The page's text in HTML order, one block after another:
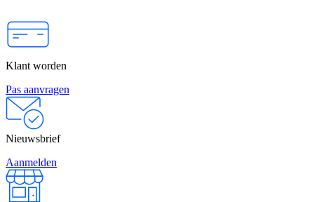
Klant worden
Pas aanvragen
Nieuwsbrief
Aanmelden